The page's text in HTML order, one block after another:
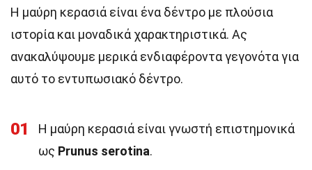
Η μαύρη κερασιά είναι ένα δέντρο με πλούσια
ιστορία και μοναδικά χαρακτηριστικά. Ας
ανακαλύψουμε μερικά ενδιαφέροντα γεγονότα για
αυτό το εντυπωσιακό δέντρο.
01
Η μαύρη κερασιά είναι γνωστή επιστημονικά
ως Prunus serotina.